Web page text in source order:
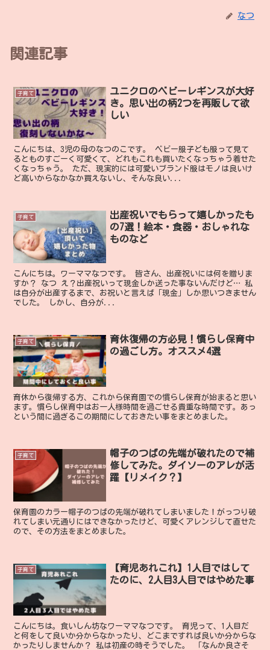
なつ
関連記事
子育て
ユニクロのベビーレギンスが大好
き。思い出の柄2つを再販して欲
しい
こんにちは、3児の母のなつのこです。 ベビー服子ども服って見て
るとものすごーく可愛くて、どれもこれも買いたくなっちゃう着せた
くなっちゃう。 ただ、現実的には可愛いブランド服はモノは良いけ
ど高いからなかなか買えないし、そんな良い...
子育て
出産祝いでもらって嬉しかったも
の7選！絵本・食器・おしゃれな
ものなど
こんにちは。ワーママなつです。 皆さん、出産祝いには何を贈りま
すか？ なつ え？出産祝いって現金しか送った事ないんだけど… 私
は自分が出産するまで、お祝いと言えば「現金」しか思いつきません
でした。 しかし、自分が...
子育て
育休復帰の方必見！慣らし保育中
の過ごし方。オススメ4選
育休から復帰する方、これから保育園での慣らし保育が始まると思い
ます。慣らし保育中はお一人様時間を過ごせる貴重な時間です。あっ
という間に過ぎるこの期間にしておきたい事をまとめました。
子育て
帽子のつばの先端が破れたので補
修してみた。ダイソーのアレが活
躍【リメイク？】
保育園のカラー帽子のつばの先端が破れてしまいました！がっつり破
れてしまい元通りにはできなかったけど、可愛くアレンジして直せた
ので、その方法をまとめました。
子育て
【育児あれこれ】1人目ではして
たのに、2人目3人目ではやめた事
こんにちは。食いしん坊なワーママなつです。 育児って、1人目だ
と何をして良いか分からなかったり、どこまですれば良いか分からな
かったりしませんか？ 私は初産の時そうでした。 「なんか良さそ